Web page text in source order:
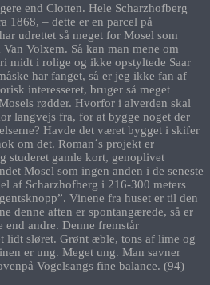
end Clotten. Hele Scharzhofberg
1868, – dette er en parcel på
udrettet så meget for Mosel som
Volxem. Så kan man mene om
midt i rolige og ikke opstyltede Saar
har fanget, så er jeg ikke fan af
interesseret, bruger så meget
rødder. Hvorfor i alverden skal
langvejs fra, for at bygge noget der
Havde det været bygget i skifer
om det. Roman´s projekt er
studeret gamle kort, genoplivet
Mosel som ingen anden i de seneste
af Scharzhofberg i 216-300 meters
Vinene fra huset er til den
denne aften er spontangærede, så er
end andre. Denne fremstår
lidt sløret. Grønt æble, tons af lime og
er ung. Meget ung. Man savner
Vogelsangs fine balance. (94)